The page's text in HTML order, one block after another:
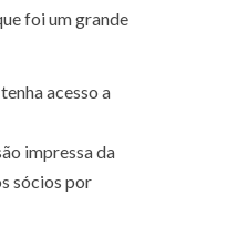
foi um grande
acesso a
impressa da
sócios por